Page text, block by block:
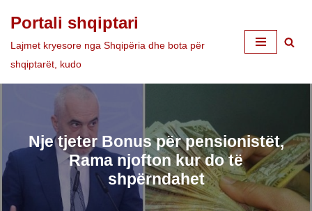
Skip
to
Portali shqiptari
Lajmet kryesore nga Shqipëria dhe bota për
shqiptarët, kudo
Nje tjeter Bonus për pensionistët,
Rama njofton kur do të
shpërndahet